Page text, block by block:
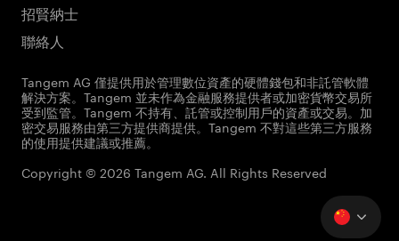
招賢納士
聯絡人
Tangem AG 僅提供用於管理數位資產的硬體錢包和非託管軟體
解決方案。Tangem 並未作為金融服務提供者或加密貨幣交易所
受到監管。Tangem 不持有、託管或控制用戶的資產或交易。加
密交易服務由第三方提供商提供。Tangem 不對這些第三方服務
的使用提供建議或推薦。